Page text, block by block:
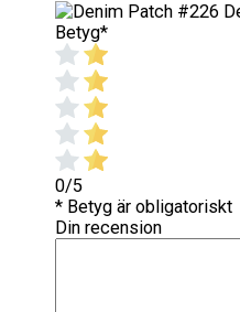
Betyg*
0/5
* Betyg är obligatoriskt
Din recension